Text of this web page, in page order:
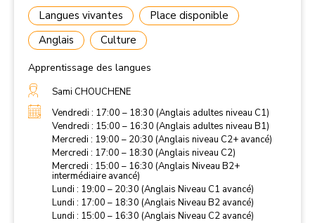
Langues vivantes
Place disponible
Anglais
Culture
Apprentissage des langues
Sami CHOUCHENE
Vendredi : 17:00 – 18:30 (Anglais adultes niveau C1)
Vendredi : 15:00 – 16:30 (Anglais adultes niveau B1)
Mercredi : 19:00 – 20:30 (Anglais niveau C2+ avancé)
Mercredi : 17:00 – 18:30 (Anglais niveau C2)
Mercredi : 15:00 – 16:30 (Anglais Niveau B2+
intermédiaire avancé)
Lundi : 19:00 – 20:30 (Anglais Niveau C1 avancé)
Lundi : 17:00 – 18:30 (Anglais Niveau B2 avancé)
Lundi : 15:00 – 16:30 (Anglais Niveau C2 avancé)